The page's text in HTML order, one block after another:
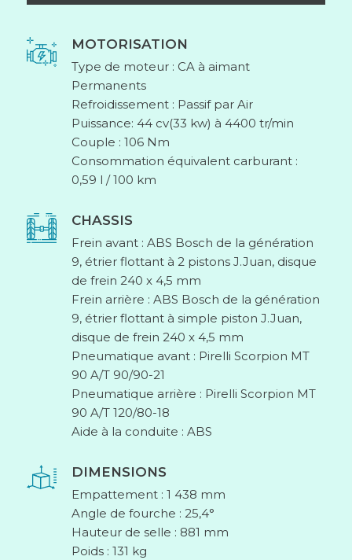
MOTORISATION
Type de moteur : CA à aimant
Permanents
Refroidissement : Passif par Air
Puissance: 44 cv(33 kw) à 4400 tr/min
Couple : 106 Nm
Consommation équivalent carburant :
0,59 l / 100 km
CHASSIS
Frein avant : ABS Bosch de la génération
9, étrier flottant à 2 pistons J.Juan, disque
de frein 240 x 4,5 mm
Frein arrière : ABS Bosch de la génération
9, étrier flottant à simple piston J.Juan,
disque de frein 240 x 4,5 mm
Pneumatique avant : Pirelli Scorpion MT
90 A/T 90/90-21
Pneumatique arrière : Pirelli Scorpion MT
90 A/T 120/80-18
Aide à la conduite : ABS
DIMENSIONS
Empattement : 1 438 mm
Angle de fourche : 25,4°
Hauteur de selle : 881 mm
Poids : 131 kg